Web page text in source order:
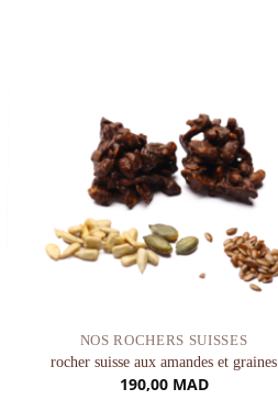
NOS ROCHERS SUISSES
rocher suisse aux amandes et graines
190,00 MAD